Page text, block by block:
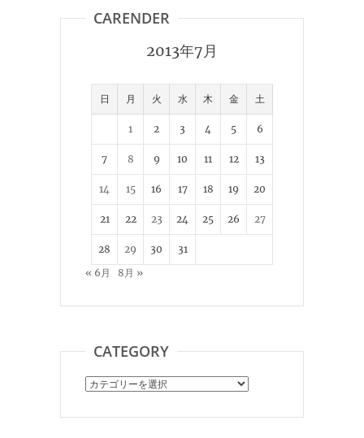
CARENDER
2013年7月
日 月 火 水 木 金 土
1 2 3 4 5 6
7 8 9 10 11 12 13
14 15 16 17 18 19 20
21 22 23 24 25 26 27
28 29 30
31
« 6月
8月 »
CATEGORY
Category